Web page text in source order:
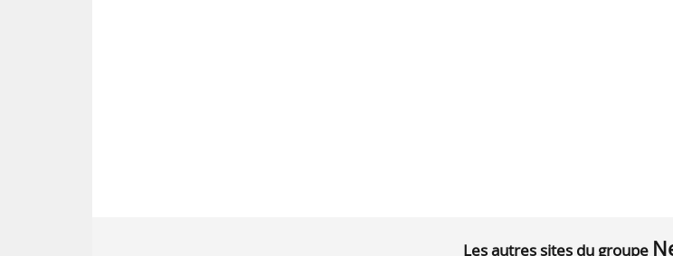
Les autres sites du groupe